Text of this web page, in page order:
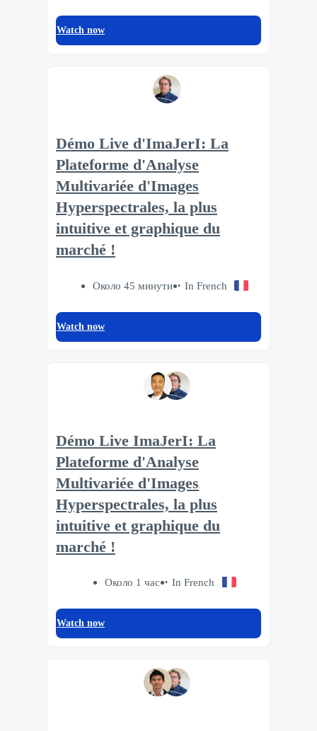
Watch now
Démo Live d'ImaJerI: La
Plateforme d'Analyse
Multivariée d'Images
Hyperspectrales, la plus
intuitive et graphique du
marché !
Около 45 минути In French
Watch now
Démo Live ImaJerI: La
Plateforme d'Analyse
Multivariée d'Images
Hyperspectrales, la plus
intuitive et graphique du
marché !
Около 1 час In French
Watch now